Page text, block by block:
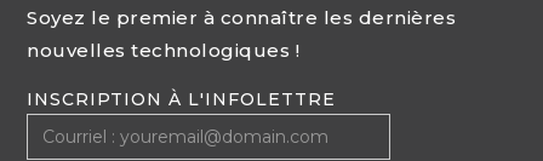
Soyez le premier à connaître les dernières
nouvelles technologiques !
INSCRIPTION À L'INFOLETTRE